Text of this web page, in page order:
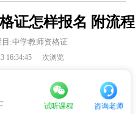
证怎样报名 附流程
目:中学教师资格证
16:34:45 次浏览
试听课程 咨询老师